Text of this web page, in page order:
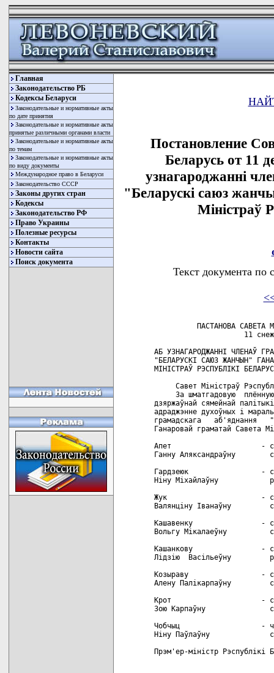
Главная
Законодательство РБ
Кодексы Беларуси
Законодательные и нормативные акты
по дате принятия
Законодательные и нормативные акты
принятые различными органами власти
Законодательные и нормативные акты
по темам
Законодательные и нормативные акты
по виду документы
Международное право в Беларуси
Законодательство СССР
Законы других стран
Кодексы
Законодательство РФ
Право Украины
Полезные ресурсы
Контакты
Новости сайта
Поиск документа
Постановление
Беларусь от 11
узнагароджаннi
"Беларускi саюз
Мiнiстраў
Текст документа по
ПАСТАНОВА САВЕТА
11
АБ УЗНАГАРОДЖАННI ЧЛЕНАЎ
"БЕЛАРУСКI САЮЗ ЖАНЧЫН"
МIНIСТРАЎ РЭСПУБЛIКI
Савет Мiнiстраў
За шматгадовую
дзяржаўнай сямейнай
адраджэнне духоўных i
грамадскага   аб'яднання
Ганаровай граматай Савета
Апет                     -
Ганну Аляксандраўну
Гардзеюк                 -
Нiну Мiхайлаўну
Жук                      -
Валянцiну Iванаўну
Кашавенку                -
Вольгу Мiкалаеўну
Кашанкову                -
Лiдзiю  Васiльеўну
Козыраву                 -
Алену Палiкарпаўну
Крот                     -
Зою Карпаўну
Чобчыц                   - члена
Нiну Паўлаўну
Прэм'ер-мiнiстр